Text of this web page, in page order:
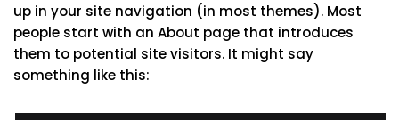
up in your site navigation (in most themes). Most
people start with an About page that introduces
them to potential site visitors. It might say
something like this: